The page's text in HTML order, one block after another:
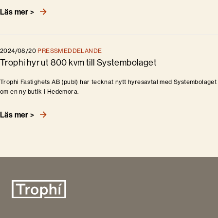
Läs mer >
2024/08/20 PRESSMEDDELANDE
Trophi hyr ut 800 kvm till Systembolaget
Trophi Fastighets AB (publ) har tecknat nytt hyresavtal med Systembolaget
om en ny butik i Hedemora.
Läs mer >